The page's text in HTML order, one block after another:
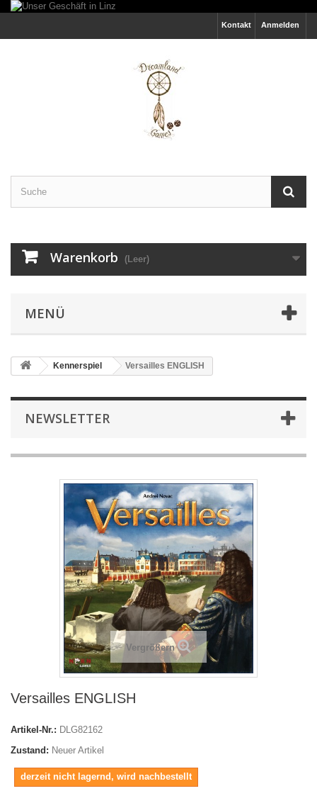
Anmelden
Kontakt
Warenkorb (Leer)
MENÜ
Kennerspiel Versailles ENGLISH
NEWSLETTER
Vergrößern
Versailles ENGLISH
Artikel-Nr.: DLG82162
Zustand: Neuer Artikel
derzeit nicht lagernd, wird nachbestellt